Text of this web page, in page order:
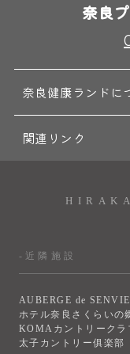
奈良
奈良健康ランドに
関連リンク
-近隣施設
AUBERGE de SENVIE
ホテル奈良さくらいの
KOMAカントリークラ
太子カントリー俱楽部